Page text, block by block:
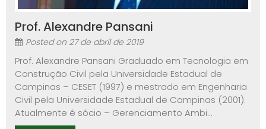
Prof. Alexandre Pansani
Posted on 27 de abril de 2019
Prof. Alexandre Pansani Graduado em Tecnologia em
Construção Civil pela Universidade Estadual de
Campinas – CESET (1997) e mestrado em Engenharia
Civil pela Universidade Estadual de Campinas (2001).
Atualmente é sócio – Gerenciamento Ambi...